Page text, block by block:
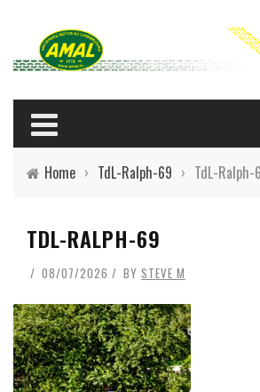
Home › TdL-Ralph-69 › TdL-Ralph-
TDL-RALPH-69
08/07/2026 BY STEVE M